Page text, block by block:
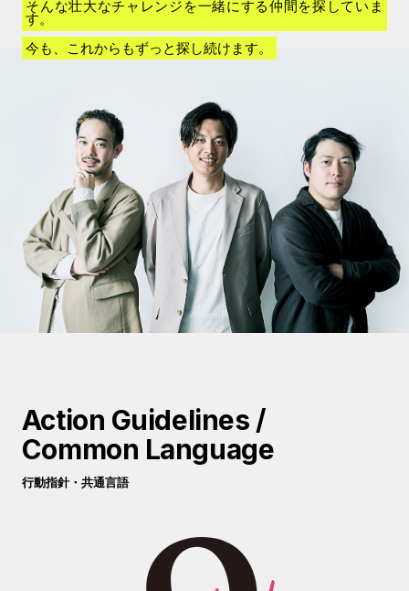
そんな壮大なチャレンジを一緒にする仲間を探していま
す。
今も、これからもずっと探し続けます。
Action Guidelines /
Common Language
行動指針・共通言語